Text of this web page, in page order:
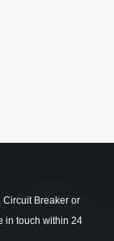
Circuit Breaker or
in touch within 24